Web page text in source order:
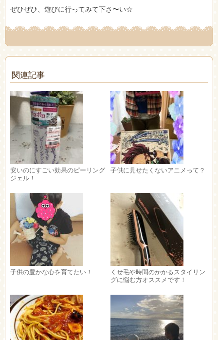
ぜひぜひ、遊びに行ってみて下さ〜い☆
関連記事
安いのにすごい効果のピーリング
ジェル！
子供に見せたくないアニメって？
子供の豊かな心を育てたい！
くせ毛や時間のかかるスタイリン
グに悩む方オススメです！